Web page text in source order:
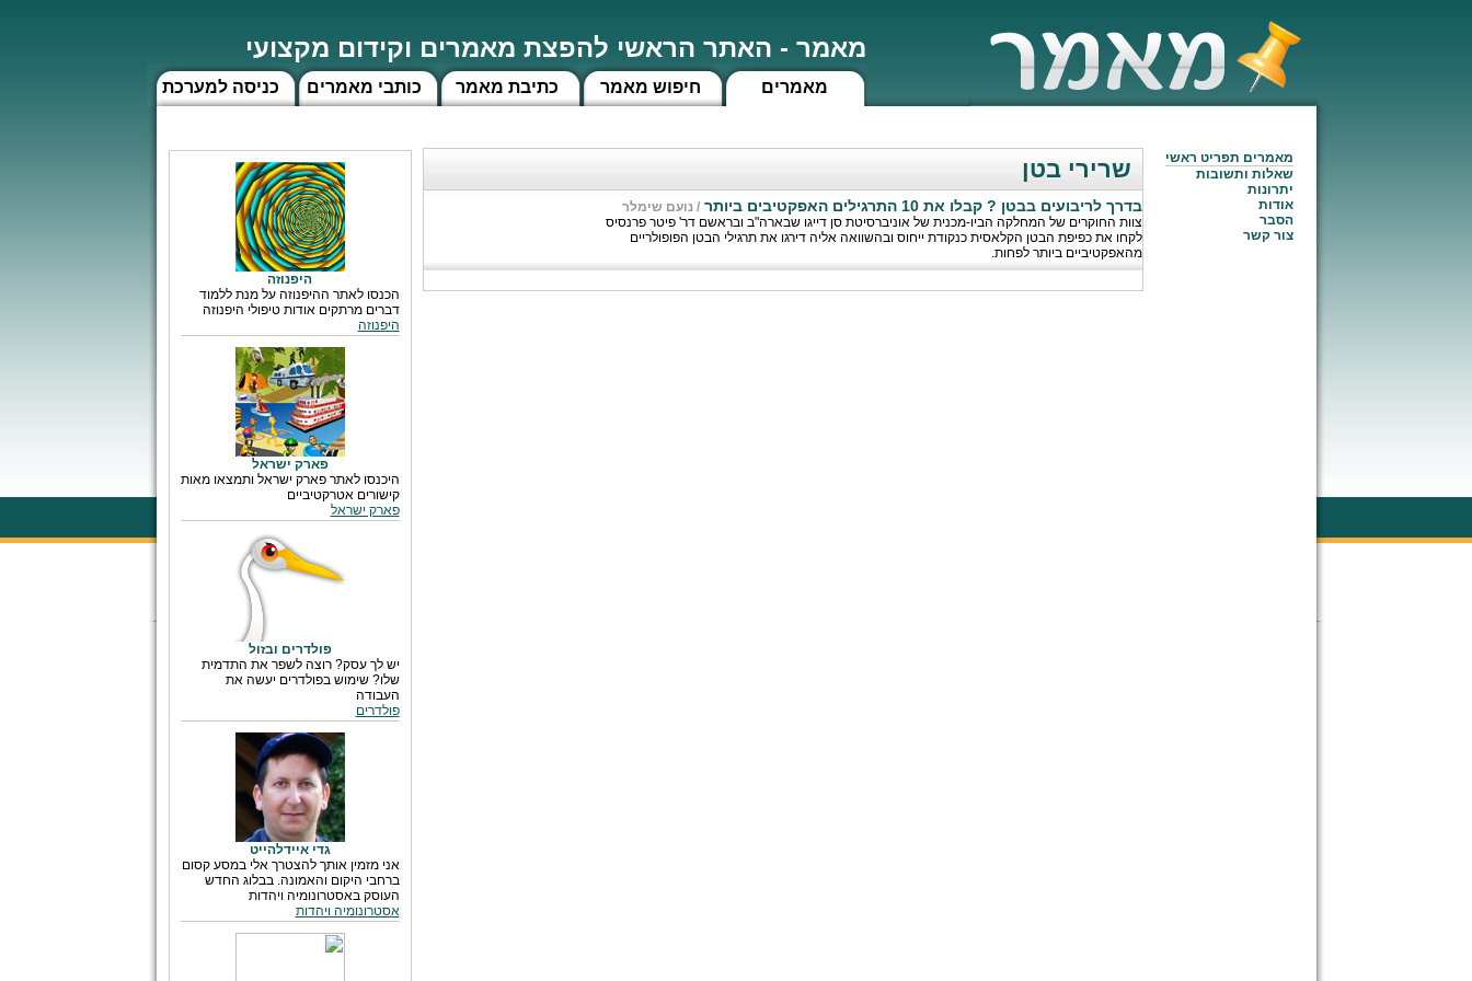
מאמר - האתר הראשי להפצת מאמרים וקידום מקצועי
כניסה למערכת כותבי מאמרים כתיבת מאמר חיפוש מאמר מאמרים
היפנוזה
הכנסו לאתר ההיפנוזה על מנת ללמוד
דברים מרתקים אודות טיפולי היפנוזה
היפנוזה
פארק ישראל
היכנסו לאתר פארק ישראל ותמצאו מאות
קישורים אטרקטיביים
פארק ישראל
פולדרים ובזול
יש לך עסק? רוצה לשפר את התדמית
שלו? שימוש בפולדרים יעשה את
העבודה
פולדרים
גדי איידלהייט
אני מזמין אותך להצטרך אלי במסע קסום
ברחבי היקום והאמונה. בבלוג החדש
העוסק באסטרונומיה ויהדות
אסטרונומיה ויהדות
שרירי בטן
בדרך לריבועים בבטן ? קבלו את 10 התרגילים האפקטיבים ביותר / נועם שימלר
צוות החוקרים של המחלקה הביו-מכנית של אוניברסיטת סן דייגו שבארה"ב ובראשם דר' פיטר פרנסיס
לקחו את כפיפת הבטן הקלאסית כנקודת ייחוס ובהשוואה אליה דירגו את תרגילי הבטן הפופולריים
מהאפקטיביים ביותר לפחות.
מאמרים תפריט ראשי
שאלות ותשובות
יתרונות
אודות
הסבר
צור קשר